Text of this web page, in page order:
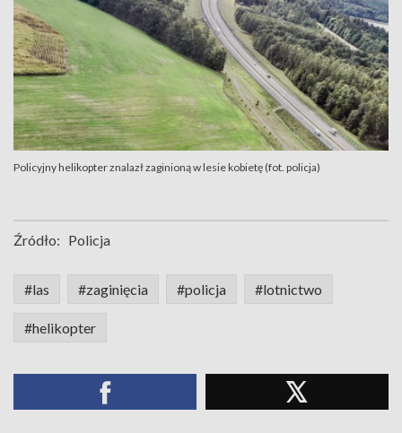
Policyjny helikopter znalazł zaginioną w lesie kobietę (fot. policja)
Źródło: Policja
#las #zaginięcia #policja #lotnictwo
#helikopter